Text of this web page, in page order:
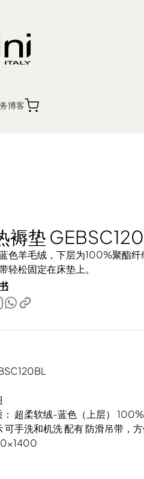
除尘螨机
拌机 厨师机 食物处理器电热水瓶 养
博客
褥垫
色羊毛绒，下层为100%聚酯
轻松固定在床垫上。
： 超柔软绒-蓝色（上层）
可手洗和机洗 配有 防滑吊带，